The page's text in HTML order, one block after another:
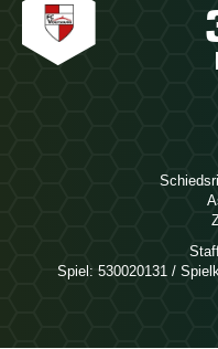
Spiel: 530020131 /